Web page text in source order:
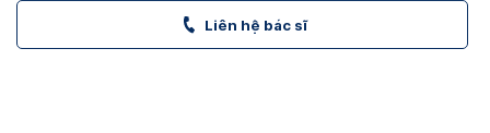
Liên hệ bác sĩ